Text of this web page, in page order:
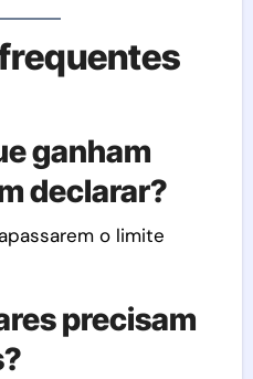
ganham
declarar?
o limite
precisam